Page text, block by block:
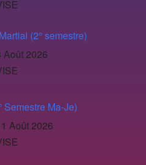
(2° semestre)
Août 2026
Semestre Ma-Je)
Août 2026